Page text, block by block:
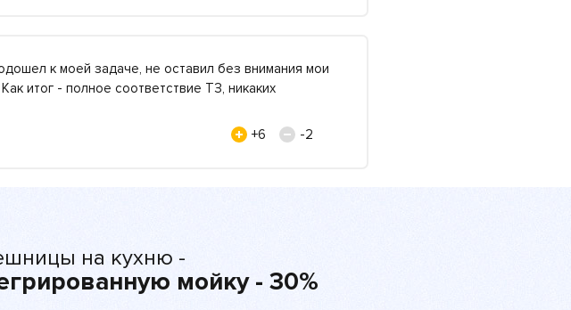
к моей задаче, не оставил без внимания мои
итог - полное соответствие ТЗ, никаких
+6
-2
на кухню -
мойку - 30%